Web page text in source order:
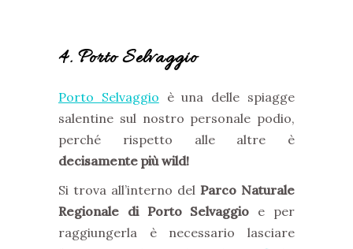
4. Porto Selvaggio
Porto Selvaggio è una delle spiagge
salentine sul nostro personale podio,
perché rispetto alle altre è
decisamente più wild!
Si trova all’interno del Parco Naturale
Regionale di Porto Selvaggio e per
raggiungerla è necessario lasciare